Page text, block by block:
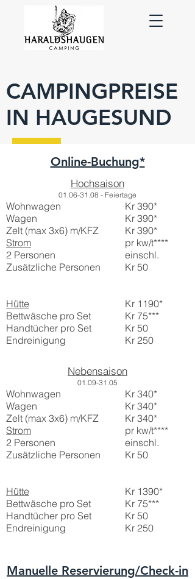
CAMPINGPREISE
IN HAUGESUND
Online-Buchung*
Hochsaison
01.06-31 .08 - Feiertage
Wohnwagen
Wagen
Zelt (max 3x6) m/KFZ
Strom
2 Personen
Zusätzliche Personen
Hütte
Bettwäsche pro Set
Handtücher pro Set
Endreinigung
Kr 390*
Kr 390*
Kr 390*
pr kw/t****
einschl.
Kr 50
Kr 1190*
Kr 75***
Kr 50
Kr 250
Nebensaison
01.09-31 .05
Wohnwagen
Wagen
Zelt (max 3x6) m/KFZ
Strom
2 Personen
Zusätzliche Personen
Hütte
Bettwäsche pro Set
Handtücher pro Set
Endreinigung
Kr 340*
Kr 340*
Kr 340*
pr kw/t****
einschl.
Kr 50
Kr 1390*
Kr 75***
Kr 50
Kr 250
Manuelle Reservierung/Check-in